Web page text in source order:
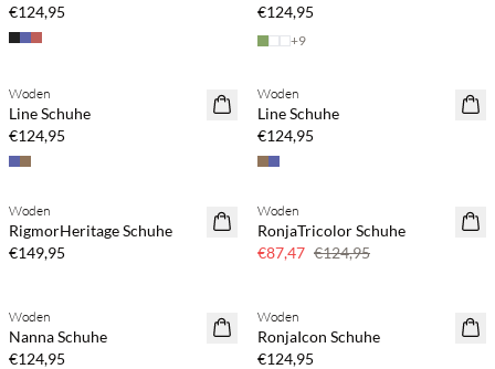
€124,95
€124,95
+9
NEUHEITEN
Woden
Line Schuhe
€124,95
NEUHEITEN
Woden
Line Schuhe
€124,95
Woden
RigmorHeritage Schuhe
€149,95
SAVE20
30 % Rabatt
Woden
RonjaTricolor Schuhe
€87,47 €124,95
Woden
Nanna Schuhe
€124,95
Woden
RonjaIcon Schuhe
€124,95